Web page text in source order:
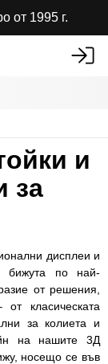
от 1995 г.
и
за
дисплеи и
бижута по най-
от решения,
класическата
за колиета и
на нашите 3Д
носещо се във